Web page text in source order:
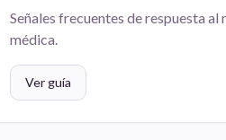
Señales frecuentes de respuesta
médica.
Ver guía